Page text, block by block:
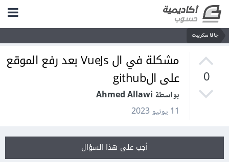
جافا سكريبت
0
مشكلة في ال VueJs بعد رفع الموقع
على الgithub
بواسطة Ahmed Allawi
11 يونيو 2023
أجب على هذا السؤال